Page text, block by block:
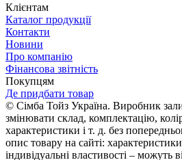
Клієнтам
Каталог продукції
Контакти
Новини
Про компанію
Фінансова звітність
Покупцям
Де придбати товар
© Сімба Тойз Україна. Виробник
змінювати склад, комплектацію,
характеристики і т. д. без
опис товару на сайті:
індивідуальні властивості – можуть